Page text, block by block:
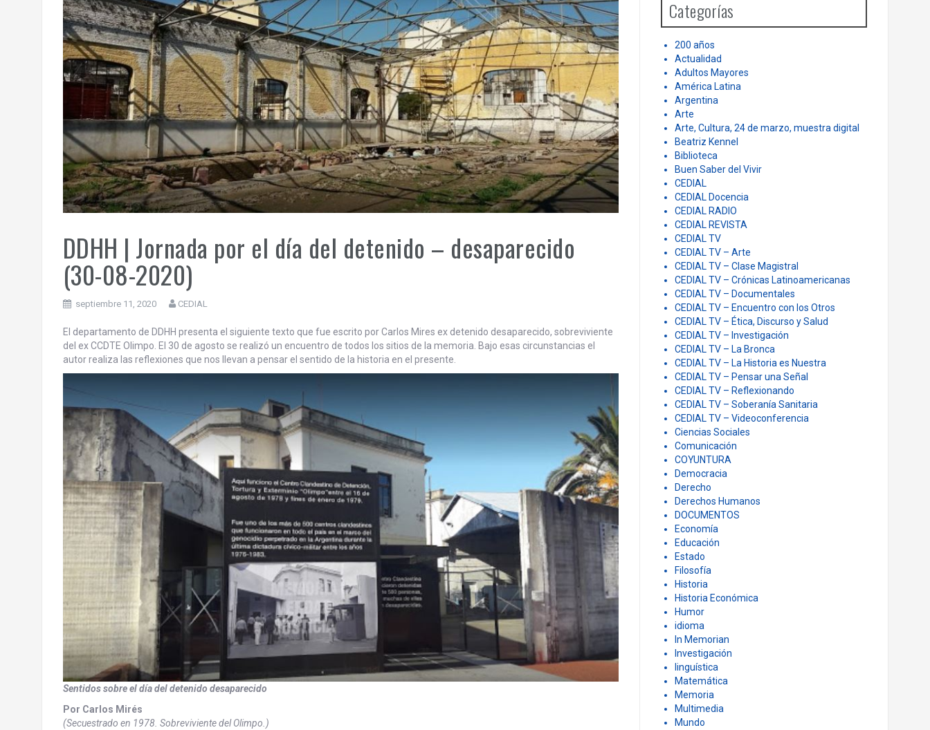
DDHH | Jornada por el día del detenido – desaparecido
(30-08-2020)
septiembre 11, 2020 CEDIAL
El departamento de DDHH presenta el siguiente texto que fue escrito por Carlos Mires ex detenido desaparecido, sobreviviente
del ex CCDTE Olimpo. El 30 de agosto se realizó un encuentro de todos los sitios de la memoria. Bajo esas circunstancias el
autor realiza las reflexiones que nos llevan a pensar el sentido de la historia en el presente.
Sentidos sobre el día del detenido desaparecido
Por Carlos Mirés
(Secuestrado en 1978. Sobreviviente del Olimpo.)
o
Categorías
200 años
Actualidad
Adultos Mayores
América Latina
Argentina
Arte
Arte, Cultura, 24 de marzo, muestra digital
Beatriz Kennel
Biblioteca
Buen Saber del Vivir
CEDIAL
CEDIAL Docencia
CEDIAL RADIO
CEDIAL REVISTA
CEDIAL TV
CEDIAL TV – Arte
CEDIAL TV – Clase Magistral
CEDIAL TV – Crónicas Latinoamericanas
CEDIAL TV – Documentales
CEDIAL TV – Encuentro con los Otros
CEDIAL TV – Ética, Discurso y Salud
CEDIAL TV – Investigación
CEDIAL TV – La Bronca
CEDIAL TV – La Historia es Nuestra
CEDIAL TV – Pensar una Señal
CEDIAL TV – Reflexionando
CEDIAL TV – Soberanía Sanitaria
CEDIAL TV – Videoconferencia
Ciencias Sociales
Comunicación
COYUNTURA
Democracia
Derecho
Derechos Humanos
DOCUMENTOS
Economía
Educación
Estado
Filosofía
Historia
Historia Económica
Humor
idioma
In Memorian
Investigación
linguística
Matemática
Memoria
Multimedia
Mundo